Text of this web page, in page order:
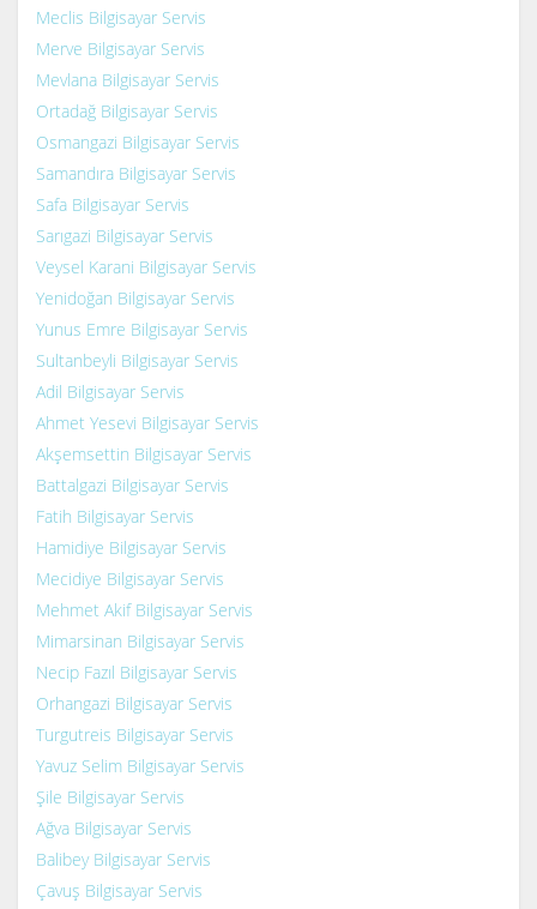
Meclis Bilgisayar Servis
Merve Bilgisayar Servis
Mevlana Bilgisayar Servis
Ortadağ Bilgisayar Servis
Osmangazi Bilgisayar Servis
Samandıra Bilgisayar Servis
Safa Bilgisayar Servis
Sarıgazi Bilgisayar Servis
Veysel Karani Bilgisayar Servis
Yenidoğan Bilgisayar Servis
Yunus Emre Bilgisayar Servis
Sultanbeyli Bilgisayar Servis
Adil Bilgisayar Servis
Ahmet Yesevi Bilgisayar Servis
Akşemsettin Bilgisayar Servis
Battalgazi Bilgisayar Servis
Fatih Bilgisayar Servis
Hamidiye Bilgisayar Servis
Mecidiye Bilgisayar Servis
Mehmet Akif Bilgisayar Servis
Mimarsinan Bilgisayar Servis
Necip Fazıl Bilgisayar Servis
Orhangazi Bilgisayar Servis
Turgutreis Bilgisayar Servis
Yavuz Selim Bilgisayar Servis
Şile Bilgisayar Servis
Ağva Bilgisayar Servis
Balibey Bilgisayar Servis
Çavuş Bilgisayar Servis